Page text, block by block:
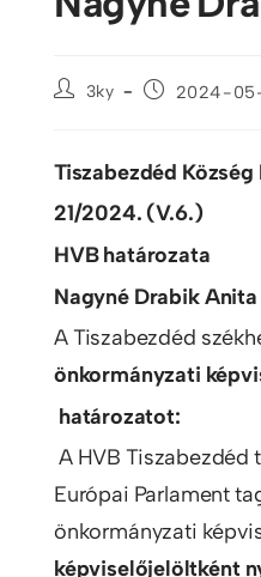
3ky 2024-
Tiszabezdéd
21/2024. (V.6.)
HVB határozata
Nagyné Drabik
A Tiszabezdéd
önkormányzati
határozatot:
A HVB Tiszabezdéd
Európai Parlament
önkormányzati
képviselőjelöltként